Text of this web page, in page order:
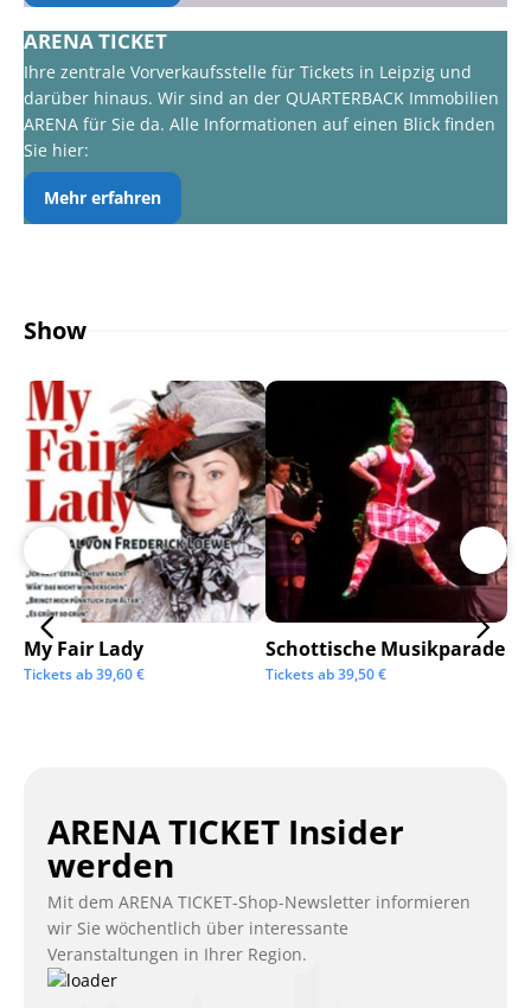
ARENA TICKET
Ihre zentrale Vorverkaufsstelle für Tickets in Leipzig und
darüber hinaus. Wir sind an der QUARTERBACK Immobilien
ARENA für Sie da. Alle Informationen auf einen Blick finden
Sie hier:
Mehr erfahren
Show
My Fair Lady
Tickets ab39,60€
Schottische Musikparade
Tickets ab39,50€
ARENA TICKET Insider
werden
Mit dem ARENA TICKET-Shop-Newsletter informieren
wir Sie wöchentlich über interessante
Veranstaltungen in Ihrer Region.